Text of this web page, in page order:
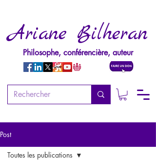
Ariane Bilheran
Philosophe, conférencière, auteur
Post
Toutes les publications